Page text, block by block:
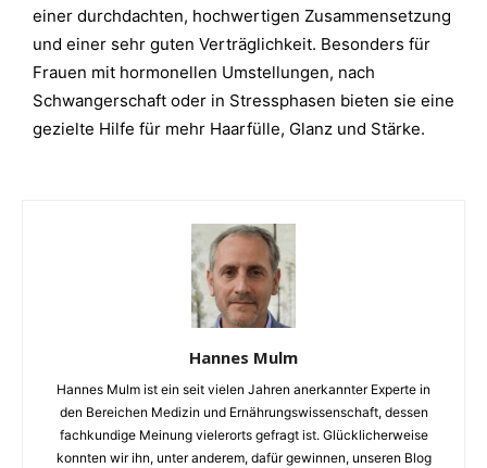
einer durchdachten, hochwertigen Zusammensetzung
und einer sehr guten Verträglichkeit. Besonders für
Frauen mit hormonellen Umstellungen, nach
Schwangerschaft oder in Stressphasen bieten sie eine
gezielte Hilfe für mehr Haarfülle, Glanz und Stärke.
Hannes Mulm
Hannes Mulm ist ein seit vielen Jahren anerkannter Experte in
den Bereichen Medizin und Ernährungswissenschaft, dessen
fachkundige Meinung vielerorts gefragt ist. Glücklicherweise
konnten wir ihn, unter anderem, dafür gewinnen, unseren Blog